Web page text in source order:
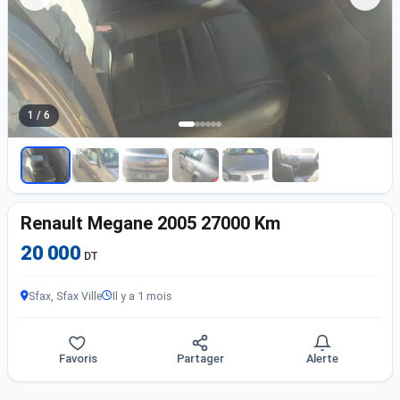
1 / 6
Renault Megane 2005 27000 Km
20 000 DT
Sfax, Sfax Ville Il y a 1 mois
Favoris Partager Alerte